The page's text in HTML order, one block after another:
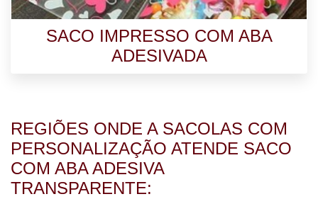
SACO IMPRESSO COM ABA
ADESIVADA
REGIÕES ONDE A SACOLAS COM
PERSONALIZAÇÃO ATENDE SACO
COM ABA ADESIVA
TRANSPARENTE: